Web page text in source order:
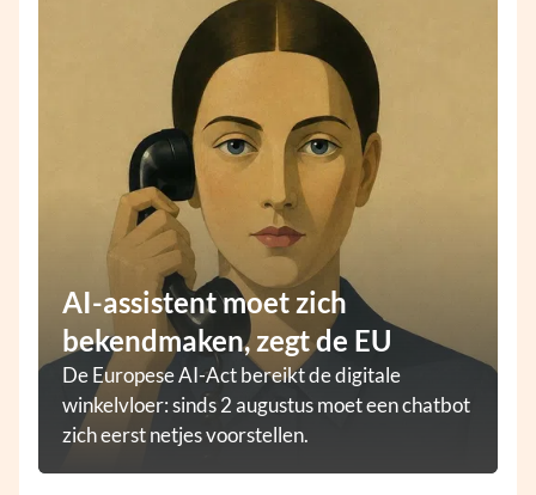
AI-assistent moet zich
bekendmaken, zegt de EU
De Europese AI-Act bereikt de digitale
winkelvloer: sinds 2 augustus moet een chatbot
zich eerst netjes voorstellen.